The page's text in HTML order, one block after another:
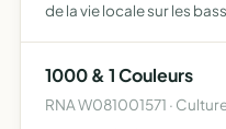
de la vie locale sur les
1000 & 1 Couleurs
RNA W081001571 ·